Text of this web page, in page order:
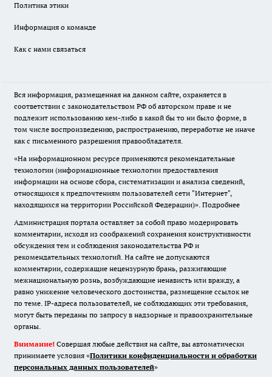
Политика этики
Информация о команде
Как с нами связаться
Вся информация, размещенная на данном сайте, охраняется в
соответствии с законодательством РФ об авторском праве и не
подлежит использованию кем-либо в какой бы то ни было форме, в
том числе воспроизведению, распространению, переработке не иначе
как с письменного разрешения правообладателя.
«На информационном ресурсе применяются рекомендательные
технологии (информационные технологии предоставления
информации на основе сбора, систематизации и анализа сведений,
относящихся к предпочтениям пользователей сети "Интернет",
находящихся на территории Российской Федерации)». Подробнее
Администрация портала оставляет за собой право модерировать
комментарии, исходя из соображений сохранения конструктивности
обсуждения тем и соблюдения законодательства РФ и
рекомендательных технологий. На сайте не допускаются
комментарии, содержащие нецензурную брань, разжигающие
межнациональную рознь, возбуждающие ненависть или вражду, а
равно унижение человеческого достоинства, размещение ссылок не
по теме. IP-адреса пользователей, не соблюдающих эти требования,
могут быть переданы по запросу в надзорные и правоохранительные
органы.
Внимание! Совершая любые действия на сайте, вы автоматически
принимаете условия «Политики конфиденциальности и обработки
персональных данных пользователей»